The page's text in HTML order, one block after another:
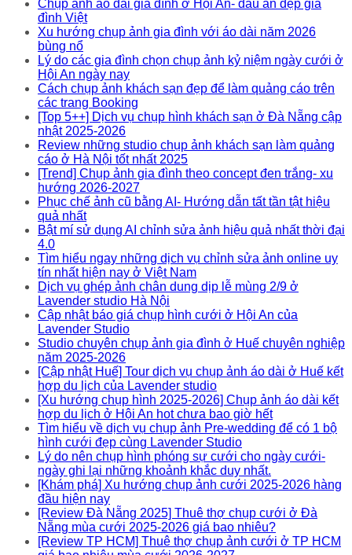
Chụp ảnh áo dài gia đình ở Hội An- dấu ấn đẹp gia
đình Việt
Xu hướng chụp ảnh gia đình với áo dài năm 2026
bùng nổ
Lý do các gia đình chọn chụp ảnh kỷ niệm ngày cưới ở
Hội An ngày nay
Cách chụp ảnh khách sạn đẹp để làm quảng cáo trên
các trang Booking
[Top 5++] Dịch vụ chụp hình khách sạn ở Đà Nẵng cập
nhật 2025-2026
Review những studio chụp ảnh khách sạn làm quảng
cáo ở Hà Nội tốt nhất 2025
[Trend] Chụp ảnh gia đình theo concept đen trắng- xu
hướng 2026-2027
Phục chế ảnh cũ bằng AI- Hướng dẫn tất tần tật hiệu
quả nhất
Bật mí sử dụng AI chỉnh sửa ảnh hiệu quả nhất thời đại
4.0
Tìm hiểu ngay những dịch vụ chỉnh sửa ảnh online uy
tín nhất hiện nay ở Việt Nam
Dịch vụ ghép ảnh chân dung dịp lễ mùng 2/9 ở
Lavender studio Hà Nội
Cập nhật báo giá chụp hình cưới ở Hội An của
Lavender Studio
Studio chuyên chụp ảnh gia đình ở Huế chuyên nghiệp
năm 2025-2026
[Cập nhật Huế] Tour dịch vụ chụp ảnh áo dài ở Huế kết
hợp du lịch của Lavender studio
[Xu hướng chụp hình 2025-2026] Chụp ảnh áo dài kết
hợp du lịch ở Hội An hot chưa bao giờ hết
Tìm hiểu về dịch vụ chụp ảnh Pre-wedding để có 1 bộ
hình cưới đẹp cùng Lavender Studio
Lý do nên chụp hình phóng sự cưới cho ngày cưới-
ngày ghi lại những khoảnh khắc duy nhất.
[Khám phá] Xu hướng chụp ảnh cưới 2025-2026 hàng
đầu hiện nay
[Review Đà Nẵng 2025] Thuê thợ chụp cưới ở Đà
Nẵng mùa cưới 2025-2026 giá bao nhiêu?
[Review TP HCM] Thuê thợ chụp ảnh cưới ở TP HCM